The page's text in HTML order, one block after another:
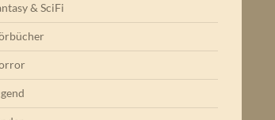
& SciFi